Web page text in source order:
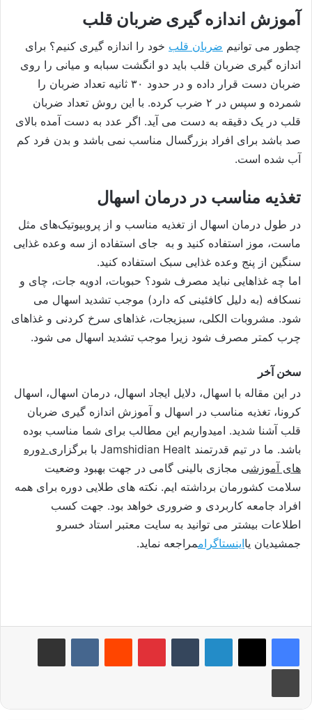
آموزش اندازه گیری ضربان قلب
چطور می توانیم ضربان قلب خود را اندازه گیری کنیم؟ برای
اندازه گیری ضربان قلب باید دو انگشت سبابه و میانی را روی
ضربان دست قرار داده و در حدود ۳۰ ثانیه تعداد ضربان را
شمرده و سپس در ۲ ضرب کرده. با این روش تعداد ضربان
قلب در یک دقیقه به دست می آید. اگر عدد به دست آمده بالای
صد باشد برای افراد بزرگسال مناسب نمی باشد و بدن فرد کم
آب شده است.
تغذیه مناسب در درمان اسهال
در طول درمان اسهال از تغذیه مناسب و از پروبیوتیک‌های مثل
ماست، موز استفاده کنید و به جای استفاده از سه وعده غذایی
سنگین از پنج وعده غذایی سبک استفاده کنید.
اما چه غذاهایی نباید مصرف شود؟ حبوبات، ادویه جات، چای و
نسکافه (به دلیل کافئینی که دارد) موجب تشدید اسهال می
شود. مشروبات الکلی، سبزیجات، غذاهای سرخ کردنی و غذاهای
چرب کمتر مصرف شود زیرا موجب تشدید اسهال می شود.
سخن آخر
در این مقاله با اسهال، دلایل ایجاد اسهال، درمان اسهال، اسهال
کرونا، تغذیه مناسب در اسهال و آموزش اندازه گیری ضربان
قلب آشنا شدید. امیدواریم این مطالب برای شما مناسب بوده
باشد. ما در تیم قدرتمند Jamshidian Healt با برگزاری
دوره
های آموزشی مجازی بالینی گامی در جهت بهبود وضعیت
سلامت کشورمان برداشته ایم. نکته های طلایی دوره برای همه
افراد جامعه کاربردی و ضروری خواهد بود. جهت کسب
اطلاعات بیشتر می توانید به سایت معتبر استاد خسرو
جمشیدیان یااینستاگراممراجعه نماید.
لینکدین ‫پین‌ترست ‫رددیت
چاپ